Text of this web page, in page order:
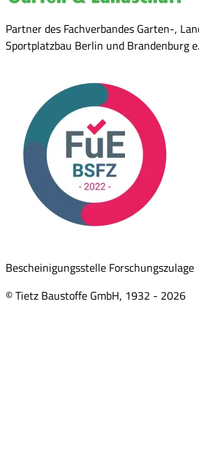
Partner des Fachverbandes Garten-,
Sportplatzbau Berlin und Brandenburg
Bescheinigungsstelle Forschungszulage
© Tietz Baustoffe GmbH, 1932 - 2026